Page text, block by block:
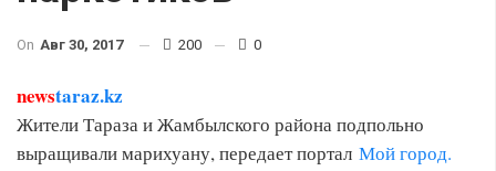
On Авг 30, 2017 200 0
newstaraz.kz
Жители Тараза и Жамбылского района подпольно
выращивали марихуану, передает портал Мой город.